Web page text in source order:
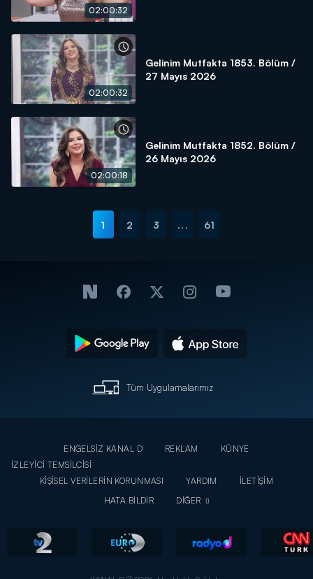
02:00:32
02:00:32
Gelinim Mutfakta 1853. Bölüm /
27 Mayıs 2026
02:00:18
Gelinim Mutfakta 1852. Bölüm /
26 Mayıs 2026
1 2 3 ... 61
Tüm Uygulamalarımız
ENGELSİZ KANAL D REKLAM
KÜNYE
İZLEYİCİ TEMSİLCİSİ
KİŞİSEL VERİLERİN KORUNMASI
YARDIM
İLETİŞİM
HATA BİLDİR
DİĞER